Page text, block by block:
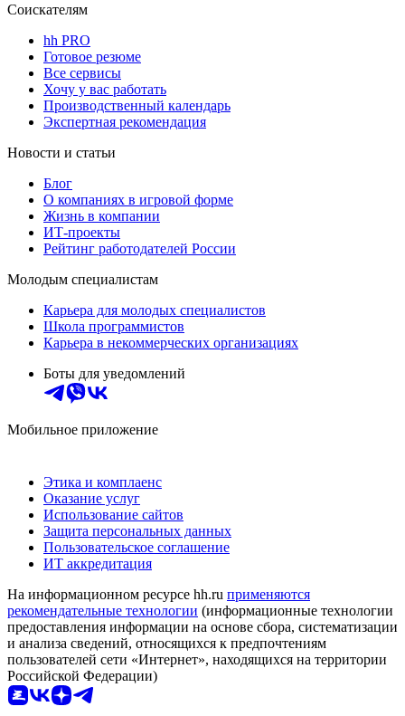
Соискателям
hh PRO
Готовое резюме
Все сервисы
Хочу у вас работать
Производственный календарь
Экспертная рекомендация
Новости и статьи
Блог
О компаниях в игровой форме
Жизнь в компании
ИТ-проекты
Рейтинг работодателей России
Молодым специалистам
Карьера для молодых специалистов
Школа программистов
Карьера в некоммерческих организациях
Боты для уведомлений
Мобильное приложение
Этика и комплаенс
Оказание услуг
Использование сайтов
Защита персональных данных
Пользовательское соглашение
ИТ аккредитация
На информационном ресурсе hh.ru применяются
рекомендательные технологии (информационные технологии
предоставления информации на основе сбора, систематизации
и анализа сведений, относящихся к предпочтениям
пользователей сети «Интернет», находящихся на территории
Российской Федерации)